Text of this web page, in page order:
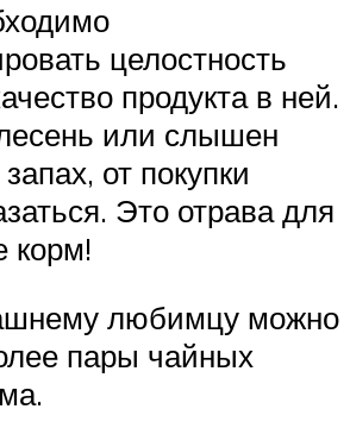
целостность
продукта в ней.
или слышен
от покупки
Это отрава для
корм!
любимцу можно
пары чайных